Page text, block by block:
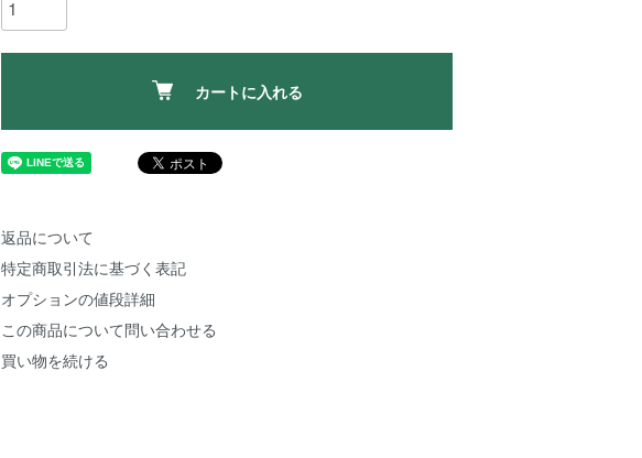
カートに入れる
返品について
特定商取引法に基づく表記
オプションの値段詳細
この商品について問い合わせる
買い物を続ける